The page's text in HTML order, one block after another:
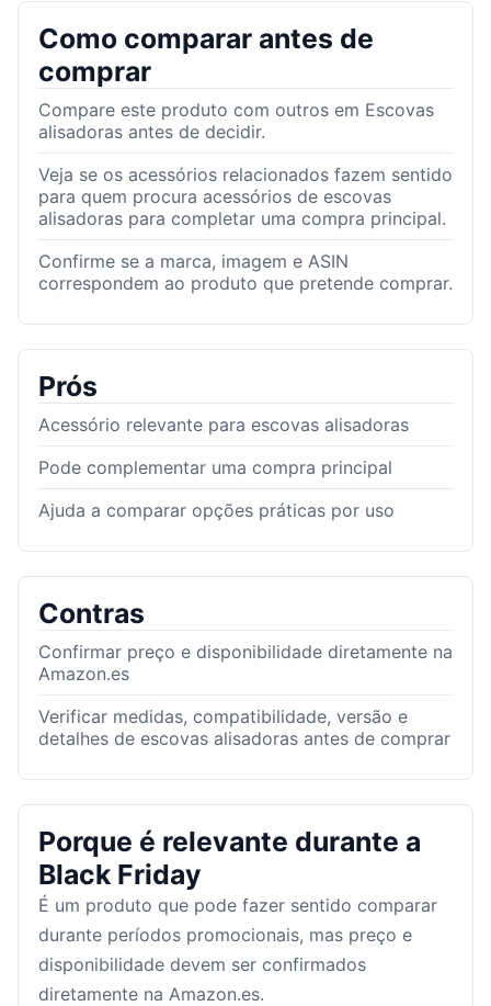
Como comparar antes de
comprar
Compare este produto com outros em Escovas
alisadoras antes de decidir.
Veja se os acessórios relacionados fazem sentido
para quem procura acessórios de escovas
alisadoras para completar uma compra principal.
Confirme se a marca, imagem e ASIN
correspondem ao produto que pretende comprar.
Prós
Acessório relevante para escovas alisadoras
Pode complementar uma compra principal
Ajuda a comparar opções práticas por uso
Contras
Confirmar preço e disponibilidade diretamente na
Amazon.es
Verificar medidas, compatibilidade, versão e
detalhes de escovas alisadoras antes de comprar
Porque é relevante durante a
Black Friday
É um produto que pode fazer sentido comparar
durante períodos promocionais, mas preço e
disponibilidade devem ser confirmados
diretamente na Amazon.es.